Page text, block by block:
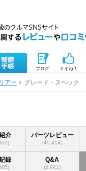
ブログ イイね！
アー グレード・スペック
介 パーツレビュー
(45,414)
録 Q&A
(2,941)